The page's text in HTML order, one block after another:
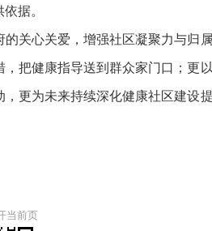
据。
心关爱，增强社区凝聚力与归
把健康指导送到群众家门口；更
更为未来持续深化健康社区建设
当前页